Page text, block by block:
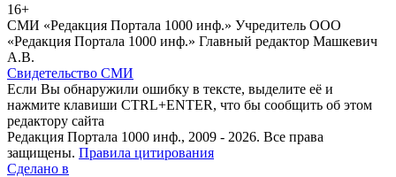
16+
СМИ «Редакция Портала 1000 инф.» Учредитель ООО
«Редакция Портала 1000 инф.» Главный редактор Машкевич
А.В.
Свидетельство СМИ
Если Вы обнаружили ошибку в тексте, выделите её и
нажмите клавиши CTRL+ENTER, что бы сообщить об этом
редактору сайта
Редакция Портала 1000 инф., 2009 - 2026. Все права
защищены. Правила цитирования
Сделано в